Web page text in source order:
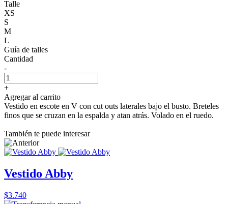
Talle
XS
S
M
L
Guía de talles
Cantidad
-
+
Agregar al carrito
Vestido en escote en V con cut outs laterales bajo el busto. Breteles
finos que se cruzan en la espalda y atan atrás. Volado en el ruedo.
También te puede interesar
Vestido Abby
$3.740